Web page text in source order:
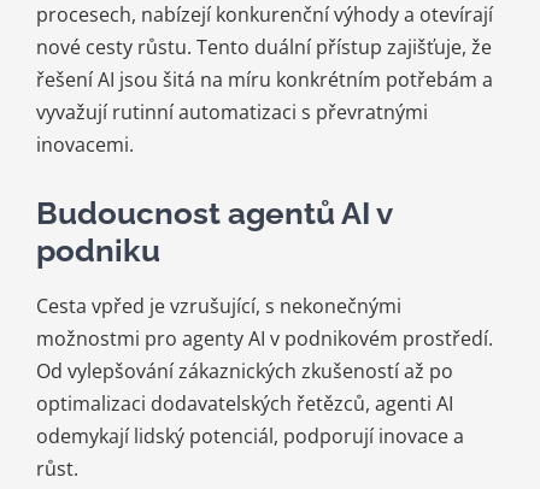
procesech, nabízejí konkurenční výhody a otevírají
nové cesty růstu. Tento duální přístup zajišťuje, že
řešení AI jsou šitá na míru konkrétním potřebám a
vyvažují rutinní automatizaci s převratnými
inovacemi.
Budoucnost agentů AI v
podniku
Cesta vpřed je vzrušující, s nekonečnými
možnostmi pro agenty AI v podnikovém prostředí.
Od vylepšování zákaznických zkušeností až po
optimalizaci dodavatelských řetězců, agenti AI
odemykají lidský potenciál, podporují inovace a
růst.